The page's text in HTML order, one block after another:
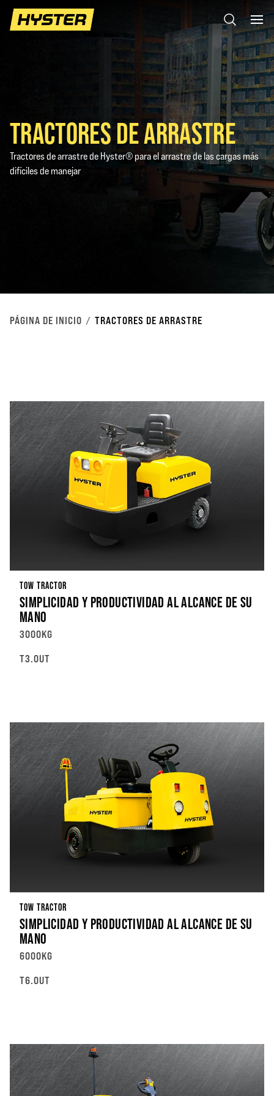
TRACTORES DE ARRASTRE
Tractores de arrastre de Hyster® para el arrastre de las cargas más
difíciles de manejar
PÁGINA DE INICIO TRACTORES DE ARRASTRE
TOW TRACTOR
SIMPLICIDAD Y PRODUCTIVIDAD AL ALCANCE DE SU
MANO
3000KG
T3.0UT
TOW TRACTOR
SIMPLICIDAD Y PRODUCTIVIDAD AL ALCANCE DE SU
MANO
6000KG
T6.0UT